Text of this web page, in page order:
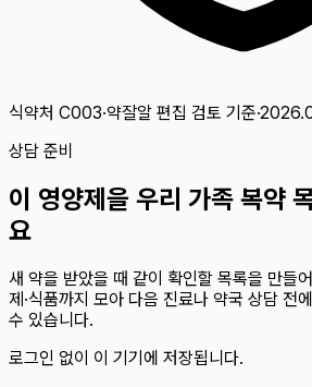
식약처 C003·약잘알 편집 검토 기준·
상담 준비
이 영양제 을 우리 가족 복약
요
새 약을 받았을 때 같이 확인할 목록을 만들
제·식품까지 모아 다음 진료나 약국 상담 전
수 있습니다.
로그인 없이 이 기기에 저장됩니다.